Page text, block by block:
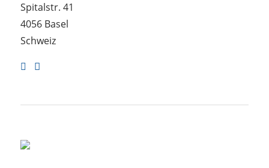
Spitalstr. 41
4056 Basel
Schweiz
